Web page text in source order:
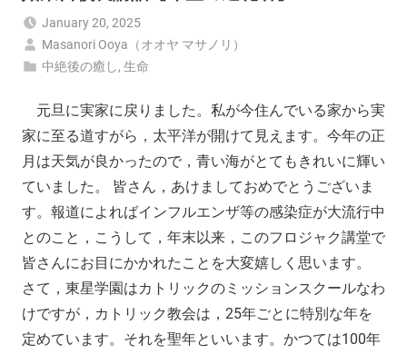
January 20, 2025
Masanori Ooya（オオヤ マサノリ）
中絶後の癒し,生命
元旦に実家に戻りました。私が今住んでいる家から実
家に至る道すがら，太平洋が開けて見えます。今年の正
月は天気が良かったので，青い海がとてもきれいに輝い
ていました。 皆さん，あけましておめでとうございま
す。報道によればインフルエンザ等の感染症が大流行中
とのこと，こうして，年末以来，このフロジャク講堂で
皆さんにお目にかかれたことを大変嬉しく思います。
さて，東星学園はカトリックのミッションスクールなわ
けですが，カトリック教会は，25年ごとに特別な年を
定めています。それを聖年といいます。かつては100年